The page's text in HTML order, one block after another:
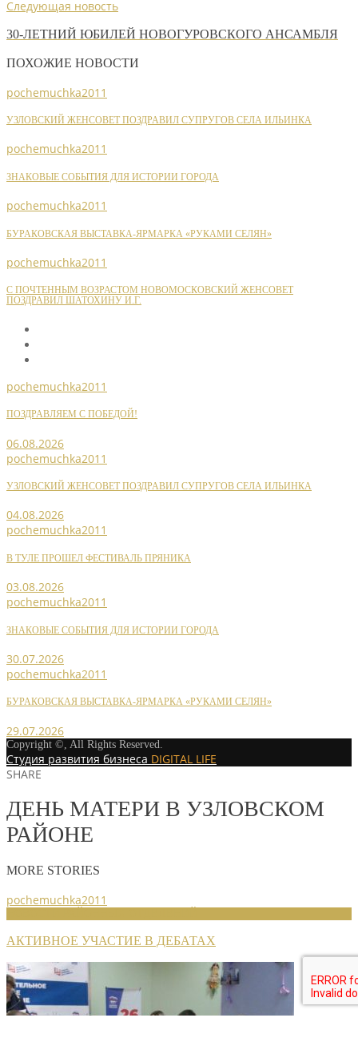
Следующая новость
30-ЛЕТНИЙ ЮБИЛЕЙ НОВОГУРОВСКОГО АНСАМБЛЯ
ПОХОЖИЕ НОВОСТИ
pochemuchka2011
УЗЛОВСКИЙ ЖЕНСОВЕТ ПОЗДРАВИЛ СУПРУГОВ СЕЛА ИЛЬИНКА
pochemuchka2011
ЗНАКОВЫЕ СОБЫТИЯ ДЛЯ ИСТОРИИ ГОРОДА
pochemuchka2011
БУРАКОВСКАЯ ВЫСТАВКА-ЯРМАРКА «РУКАМИ СЕЛЯН»
pochemuchka2011
С ПОЧТЕННЫМ ВОЗРАСТОМ НОВОМОСКОВСКИЙ ЖЕНСОВЕТ
ПОЗДРАВИЛ ШАТОХИНУ И.Г.
pochemuchka2011
ПОЗДРАВЛЯЕМ С ПОБЕДОЙ!
06.08.2026
pochemuchka2011
УЗЛОВСКИЙ ЖЕНСОВЕТ ПОЗДРАВИЛ СУПРУГОВ СЕЛА ИЛЬИНКА
04.08.2026
pochemuchka2011
В ТУЛЕ ПРОШЕЛ ФЕСТИВАЛЬ ПРЯНИКА
03.08.2026
pochemuchka2011
ЗНАКОВЫЕ СОБЫТИЯ ДЛЯ ИСТОРИИ ГОРОДА
30.07.2026
pochemuchka2011
БУРАКОВСКАЯ ВЫСТАВКА-ЯРМАРКА «РУКАМИ СЕЛЯН»
29.07.2026
Copyright ©, All Rights Reserved.
Студия развития бизнеса DIGITAL LIFE
SHARE
ДЕНЬ МАТЕРИ В УЗЛОВСКОМ
РАЙОНЕ
MORE STORIES
pochemuchka2011
АКТИВНОЕ УЧАСТИЕ В ДЕБАТАХ